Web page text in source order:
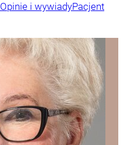
Opinie i wywiadyPacjent